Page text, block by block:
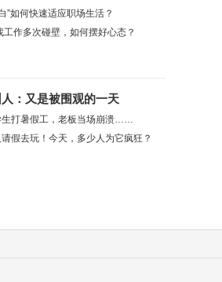
”如何快速适应职场生活？
作多次碰壁，如何摆好心态？
：又是被围观的一天
打暑假工，老板当场崩溃……
假去玩！今天，多少人为它疯狂？